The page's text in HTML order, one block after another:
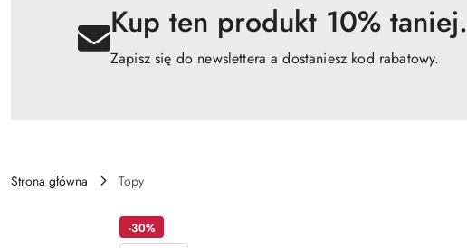
Kup ten produkt 10% taniej.
Zapisz się do newslettera a dostaniesz kod rabatowy.
Strona główna Topy
-30%